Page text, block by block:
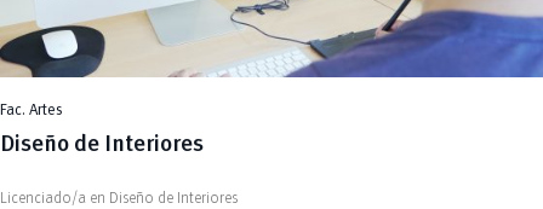
Fac. Artes
Diseño de Interiores
Licenciado/a en Diseño de Interiores